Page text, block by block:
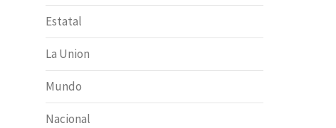
Estatal
La Union
Mundo
Nacional